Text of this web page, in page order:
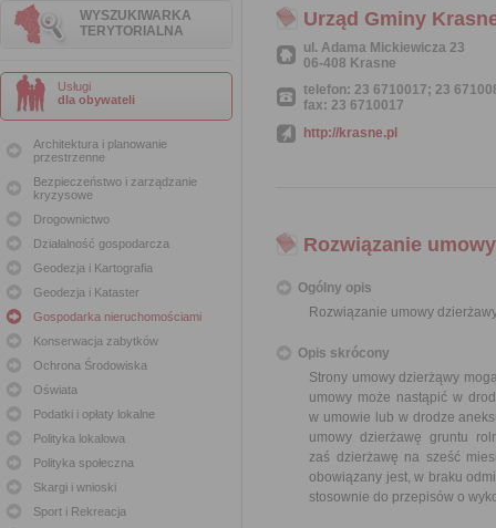
WYSZUKIWARKA
TERYTORIALNA
Usługi
dla obywateli
Architektura i planowanie
przestrzenne
Bezpieczeństwo i zarządzanie
kryzysowe
Drogownictwo
Działalność gospodarcza
Geodezja i Kartografia
Geodezja i Kataster
Gospodarka nieruchomościami
Konserwacja zabytków
Ochrona Środowiska
Oświata
Podatki i opłaty lokalne
Polityka lokalowa
Polityka społeczna
Skargi i wnioski
Sport i Rekreacja
Urząd Gminy
ul. Adama Mickiewicza 23
06-408 Krasne
telefon: 23 6710017; 23
fax: 23 6710017
http://krasne.pl
Rozwiązanie
Ogólny opis
Rozwiązanie umowy
Opis skrócony
Strony umowy dzierżąwy
umowy może nastąpić w
w umowie lub w drodze
umowy dzierżawę gruntu
zaś dzierżawę na sześć
obowiązany jest, w braku
stosownie do przepisów o